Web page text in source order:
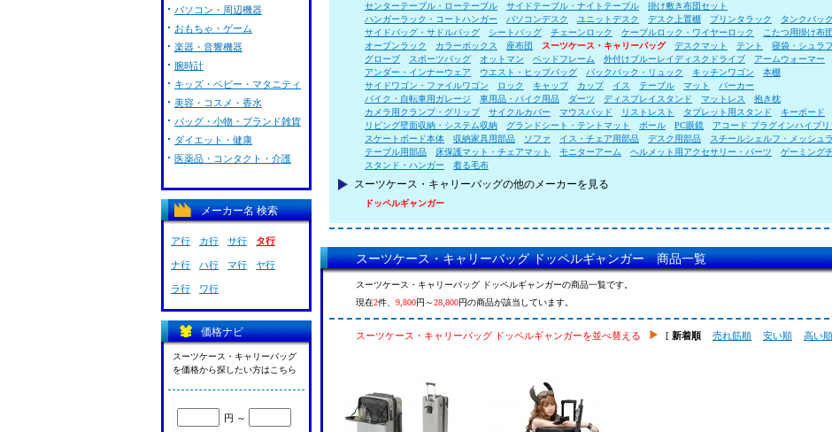
センターテーブル・ローテーブル
サイドテーブル・ナイトテーブル
掛け敷き布団セット
ハンガーラック・コートハンガー
パソコンデスク ユニットデスク デスク上置棚 プリンタラック
タンクバッ
サイドバッグ・サドルバッグ
シートバッグ チェーンロック ケーブルロック・ワイヤーロック
こたつ用掛け布団
オープンラック
カラーボックス 座布団 スーツケース・キャリーバッグ デスクマット テント
寝袋・シュラフ
グローブ
スポーツバッグ オットマン ベッドフレーム 外付けブルーレイディスクドライブ
アームウォーマー
アンダー・インナーウェア
ウエスト・ヒップバッグ バックパック・リュック キッチンワゴン
本棚
サイドワゴン・ファイルワゴン
ロック キャップ カップ イス テーブル マット
パーカー
バイク・自転車用ガレージ
車用品・バイク用品 ダーツ ディスプレイスタンド マットレス
抱き枕
カメラ用クランプ・グリップ
サイクルカバー マウスパッド リストレスト タブレット用スタンド
キーボード
リビング壁面収納・システム収納
グランドシート・テントマット ポール PC眼鏡
アコード プラグインハイブリ
スケートボード本体
収納家具用部品 ソファ イス・チェア用部品 デスク用部品
スチールシェルフ・メッシュ
テーブル用部品
床保護マット・チェアマット モニターアーム ヘルメット用アクセサリー・パーツ
ゲーミング
スタンド・ハンガー
着る毛布
スーツケース・キャリーバッグの他のメーカーを見る
ドッペルギャンガー
スーツケース・キャリーバッグ ドッペルギャンガー 商品一覧
スーツケース・キャリーバッグ ドッペルギャンガーの商品一覧です。
現在2件、 9,800円～28,800円の商品が該当しています。
スーツケース・キャリーバッグ ドッペルギャンガーを並べ替える [ 新着順 売れ筋順 安い順 高い順
パソコン・周辺機器
おもちゃ・ゲーム
楽器・音響機器
腕時計
キッズ・ベビー・マタニティ
美容・コスメ・香水
バッグ・小物・ブランド雑貨
ダイエット・健康
医薬品・コンタクト・介護
メーカー名 検索
ア行 カ行 サ行 タ行
ナ行 ハ行 マ行 ヤ行
ラ行 ワ行
価格ナビ
スーツケース・キャリーバッグ
を価格から探したい方はこちら
円 ～